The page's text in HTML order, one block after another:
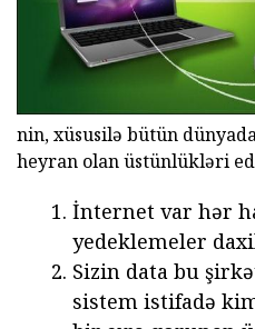
nin, xüsusilə bütün
heyran olan üstünlükləri
İnternet var hər
yedeklemeler
Sizin data bu
sistem istifadə